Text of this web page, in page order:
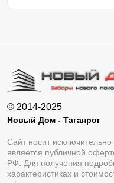
© 2014-2025
Новый Дом - Таганрог
Сайт носит
является публичной
РФ. Для получения
характеристиках и